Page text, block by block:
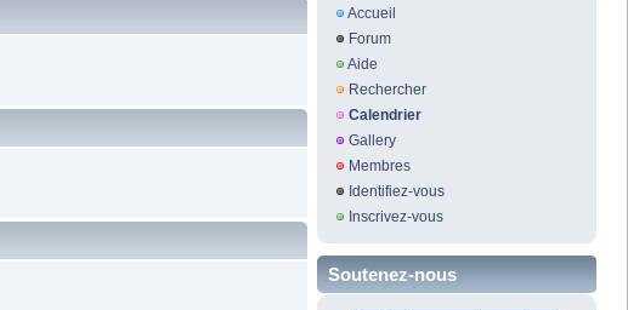
Accueil
Forum
Aide
Rechercher
Calendrier
Gallery
Membres
Identifiez-vous
Inscrivez-vous
Soutenez-nous